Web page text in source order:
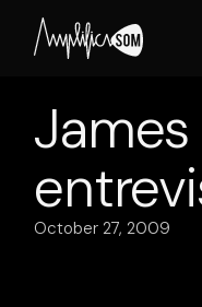
content
October 27, 2009